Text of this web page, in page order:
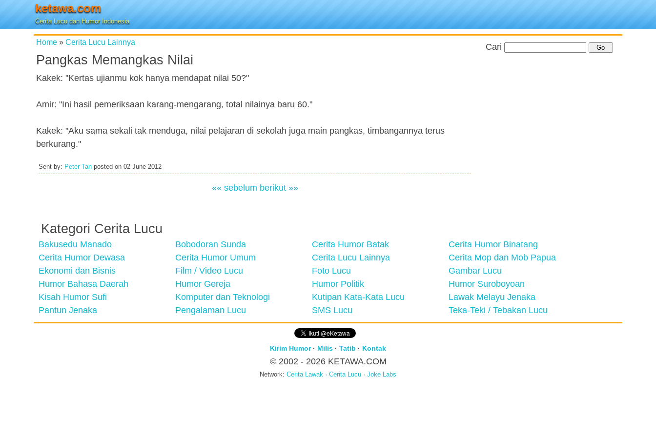
ketawa.com
Cerita Lucu dan Humor Indonesia
Home » Cerita Lucu Lainnya
Pangkas Memangkas Nilai
Kakek: "Kertas ujianmu kok hanya mendapat nilai 50?"
Amir: "Ini hasil pemeriksaan karang-mengarang, total nilainya baru 60."
Kakek: "Aku sama sekali tak menduga, nilai pelajaran di sekolah juga main pangkas, timbangannya terus
berkurang."
Sent by: Peter Tan posted on 02 June 2012
«« sebelum berikut »»
Cari
Kategori Cerita Lucu
Bakusedu Manado Bobodoran Sunda Cerita Humor Batak
Cerita Humor Binatang
Cerita Humor Dewasa
Cerita Humor Umum Cerita Lucu Lainnya
Cerita Mop dan Mob Papua
Ekonomi dan Bisnis
Film / Video Lucu Foto Lucu
Gambar Lucu
Humor Bahasa Daerah
Humor Gereja Humor Politik
Humor Suroboyoan
Kisah Humor Sufi
Komputer dan Teknologi Kutipan Kata-Kata Lucu
Lawak Melayu Jenaka
Pantun Jenaka
Pengalaman Lucu SMS Lucu Teka-Teki / Tebakan Lucu
Kirim Humor· Milis · Tatib · Kontak
© 2002 - 2026 KETAWA.COM
Network: Cerita Lawak · Cerita Lucu · Joke Labs